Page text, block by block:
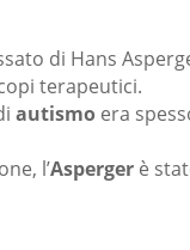
di Hans
terapeutici.
autismo era
l’Asperger è